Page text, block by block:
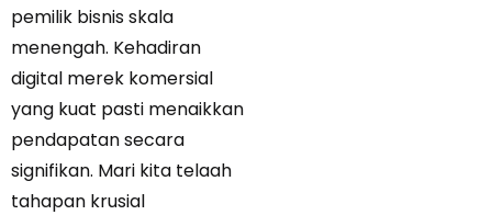
pemilik bisnis skala
menengah. Kehadiran
digital merek komersial
yang kuat pasti menaikkan
pendapatan secara
signifikan. Mari kita telaah
tahapan krusial